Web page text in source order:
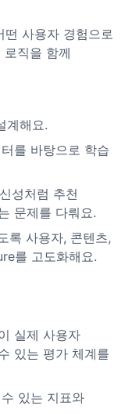
사용자 경험으로
직을 함께
계해요.
를 바탕으로 학습
성처럼 추천
문제를 다뤄요.
록 사용자, 콘텐츠,
를 고도화해요.
실제 사용자
있는 평가 체계를
있는 지표와